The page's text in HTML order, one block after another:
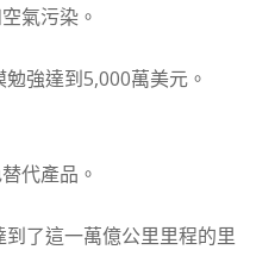
氣污染。
強達到5,000萬美元。
代產品。
了這一萬億公里里程的里